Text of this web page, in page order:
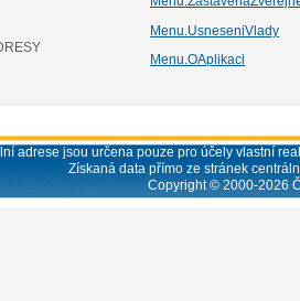
Menu.UsneseniVlady
Menu.OAplikaci
adrese jsou určena pouze pro účely vlastní
Získaná data přímo ze stránek
Copyright © 2000-2026